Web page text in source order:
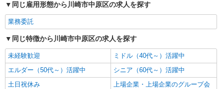
同じ雇用形態から川崎市中原区の求人を探す
業務委託
同じ特徴から川崎市中原区の求人を探す
未経験歓迎
ミドル（40代～）活躍中
エルダー（50代～）活躍中
シニア（60代～）活躍中
土日祝休み
上場企業・上場企業のグループ会